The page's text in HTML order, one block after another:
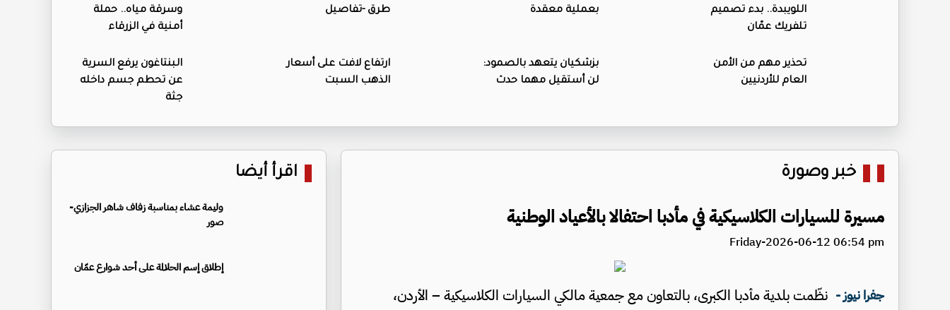
اللويبدة.. بدء تصميم
تلفريك عمّان
بعملية معقدة
طرق -تفاصيل
وسرقة مياه.. حملة
أمنية في الزرقاء
تحذير مهم من الأمن
العام للأردنيين
بزشكيان يتعهد بالصمود:
لن أستقيل مهما حدث
ارتفاع لافت على أسعار
الذهب السبت
البنتاغون يرفع السرية
عن تحطم جسم داخله
جثة
خبر وصورة
مسيرة للسيارات الكلاسيكية في مأدبا احتفالا بالأعياد الوطنية
Friday-2026-06-12 06:54 pm
جفرا نيوز - نظّمت بلدية مأدبا الكبرى، بالتعاون مع جمعية مالكي السيارات الكلاسيكية – الأردن،
اقرأ أيضا
وليمة عشاء بمناسبة زفاف شاهر الجزازي-
صور
إطلاق إسم الحلالمة على أحد شوارع عمّان